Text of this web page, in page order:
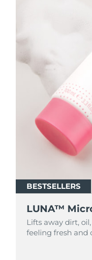
BESTSELLERS
LUNA™
Lifts away dirt,
feeling fresh and
BESTSELLERS
LUNA™
Lifts away dirt,
feeling fresh and